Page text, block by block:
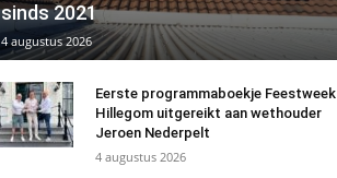
sinds 2021
4 augustus 2026
Eerste programmaboekje Feestweek
Hillegom uitgereikt aan wethouder
Jeroen Nederpelt
4 augustus 2026